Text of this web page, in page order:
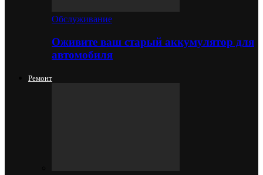
Обслуживание
Оживите ваш старый аккумулятор для
автомобиля
Ремонт